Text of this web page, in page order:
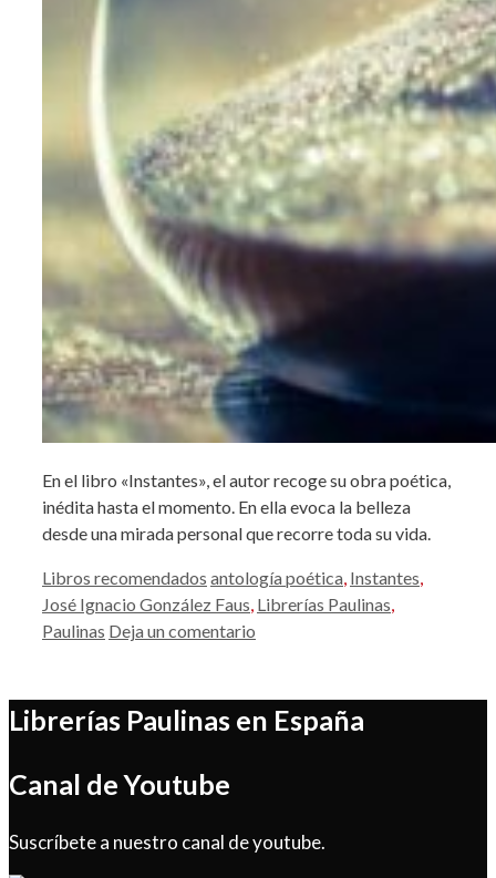
En el libro «Instantes», el autor recoge su obra poética,
inédita hasta el momento. En ella evoca la belleza
desde una mirada personal que recorre toda su vida.
Categorías
Libros recomendados Etiquetas
antología poética Instantes
José Ignacio González Faus Librerías Paulinas
Paulinas Deja un comentario
Librerías Paulinas en España
Canal de Youtube
Suscríbete a nuestro canal de youtube.